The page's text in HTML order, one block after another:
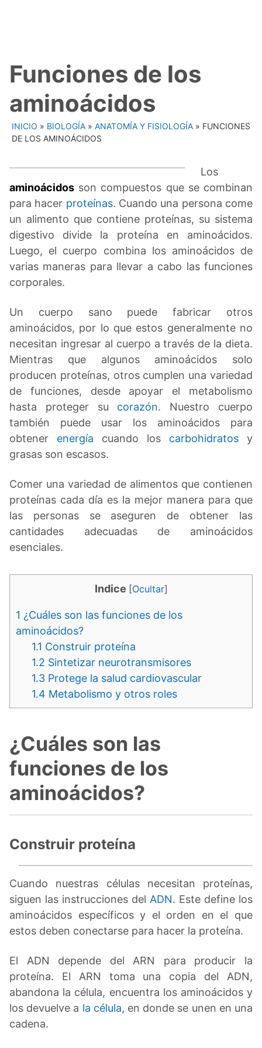
Funciones de los
aminoácidos
INICIO » BIOLOGÍA » ANATOMÍA Y FISIOLOGÍA » FUNCIONES
DE LOS AMINOÁCIDOS
Los
aminoácidos son compuestos que se combinan
para hacer proteínas. Cuando una persona come
un alimento que contiene proteínas, su sistema
digestivo divide la proteína en aminoácidos.
Luego, el cuerpo combina los aminoácidos de
varias maneras para llevar a cabo las funciones
corporales.
Un cuerpo sano puede fabricar otros
aminoácidos, por lo que estos generalmente no
necesitan ingresar al cuerpo a través de la dieta.
Mientras que algunos aminoácidos solo
producen proteínas, otros cumplen una variedad
de funciones, desde apoyar el metabolismo
hasta proteger su corazón. Nuestro cuerpo
también puede usar los aminoácidos para
obtener energía cuando los carbohidratos y
grasas son escasos.
Comer una variedad de alimentos que contienen
proteínas cada día es la mejor manera para que
las personas se aseguren de obtener las
cantidades adecuadas de aminoácidos
esenciales.
Indice [Ocultar]
1 ¿Cuáles son las funciones de los
aminoácidos?
1.1 Construir proteína
1.2 Sintetizar neurotransmisores
1.3 Protege la salud cardiovascular
1.4 Metabolismo y otros roles
¿Cuáles son las
funciones de los
aminoácidos?
Construir proteína
Cuando nuestras células necesitan proteínas,
siguen las instrucciones del ADN. Este define los
aminoácidos específicos y el orden en el que
estos deben conectarse para hacer la proteína.
El ADN depende del ARN para producir la
proteína. El ARN toma una copia del ADN,
abandona la célula, encuentra los aminoácidos y
los devuelve a la célula, en donde se unen en una
cadena.